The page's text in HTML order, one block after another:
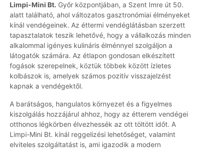
Limpi-Mini Bt. Győr központjában, a Szent Imre út 50.
alatt található, ahol változatos gasztronómiai élményeket
kínál vendégeinek. Az éttermi vendéglátásban szerzett
tapasztalatok teszik lehetővé, hogy a vállalkozás minden
alkalommal igényes kulináris élménnyel szolgáljon a
látogatók számára. Az étlapon gondosan elkészített
fogások szerepelnek, köztük többek között ízletes
kolbászok is, amelyek számos pozitív visszajelzést
kapnak a vendégektől.
A barátságos, hangulatos környezet és a figyelmes
kiszolgálás hozzájárul ahhoz, hogy az étterem vendégei
otthonos légkörben élvezhessék az ott töltött időt. A
Limpi-Mini Bt. kínál reggelizési lehetőséget, valamint
elviteles szolgáltatást is, ami igazodik a modern